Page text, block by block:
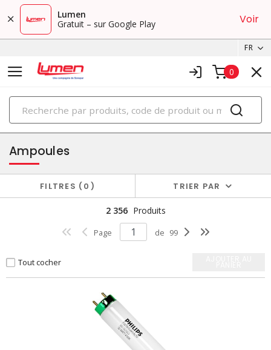
Lumen
Gratuit – sur Google Play
Voir
FR
0
PRODUITS
éclairage
Ampoules
FILTRES 0 TRIER PAR
2 356 Produits
Page de 99
Tout cocher